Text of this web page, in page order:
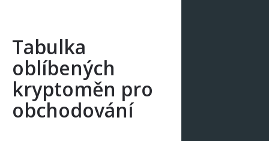
Tabulka
oblíbených
kryptoměn pro
obchodování